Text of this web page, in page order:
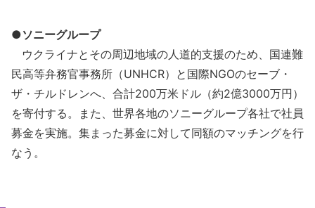
●ソニーグループ
ウクライナとその周辺地域の人道的支援のため、国連難
民高等弁務官事務所（UNHCR）と国際NGOのセーブ・
ザ・チルドレンへ、合計200万米ドル（約2億3000万円）
を寄付する。また、世界各地のソニーグループ各社で社員
募金を実施。集まった募金に対して同額のマッチングを行
なう。